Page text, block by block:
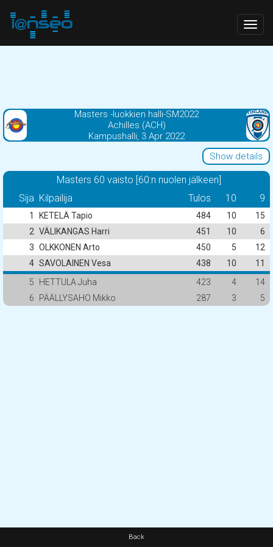
Masters -luokkien halli-SM2022
Achilles (ACH)
Kampushalli, 3 Apr 2022
Show details
Masters 60 vaisto [60:n nuolen jälkeen]
Sija Kilpailija Tulos 10 9
1 KETELÄ Tapio 484 10
15
2 VÄLIKANGAS Harri 451 10
6
3 OLKKONEN Arto 450 5
12
4 SAVOLAINEN Vesa 438 10
11
5
HETTULA Juha 423 4
14
6
PÄÄLLYSAHO Mikko 287 3 5
Back